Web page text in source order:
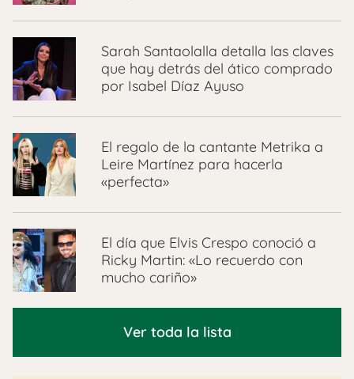
Sarah Santaolalla detalla las claves
que hay detrás del ático comprado
por Isabel Díaz Ayuso
El regalo de la cantante Metrika a
Leire Martínez para hacerla
«perfecta»
El día que Elvis Crespo conoció a
Ricky Martin: «Lo recuerdo con
mucho cariño»
Ver toda la lista